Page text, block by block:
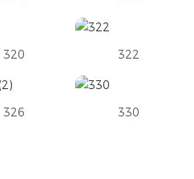
320 322
326 330